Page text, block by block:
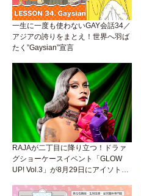
一生に一度も使わないGAY会話34／
アジアの誇りをまとえ！世界へ羽ば
たく”Gaysian”宣言
RAJAが二丁目に降り立つ！ドラァ
グショーケースイベント「GLOW
UP! Vol.3」が8月29日にアイソトー